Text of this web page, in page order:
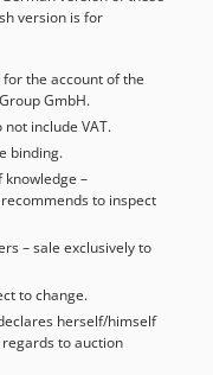
de corte y una
del canto: 3 mm
- 50 mm Longitud
de avance:
aprox. 3,5 min.
kW Conexión
de la
(largo x ancho x
la mesa de trabajo:
para extractor
encolado de
version is for
the account of the
GmbH.
include VAT.
binding.
–
to inspect
– sale exclusively to
to change.
herself/himself
to auction